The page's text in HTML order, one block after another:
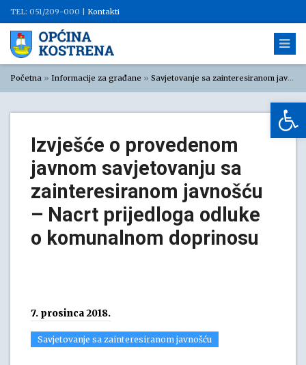
TEL: 051/209-000 | Kontakti
Početna » Informacije za građane » Savjetovanje sa zainteresiranom javnošću
Izvješće o provedenom
javnom savjetovanju sa
zainteresiranom javnošću
– Nacrt prijedloga odluke
o komunalnom doprinosu
7. prosinca 2018.
Savjetovanje sa zainteresiranom javnošću